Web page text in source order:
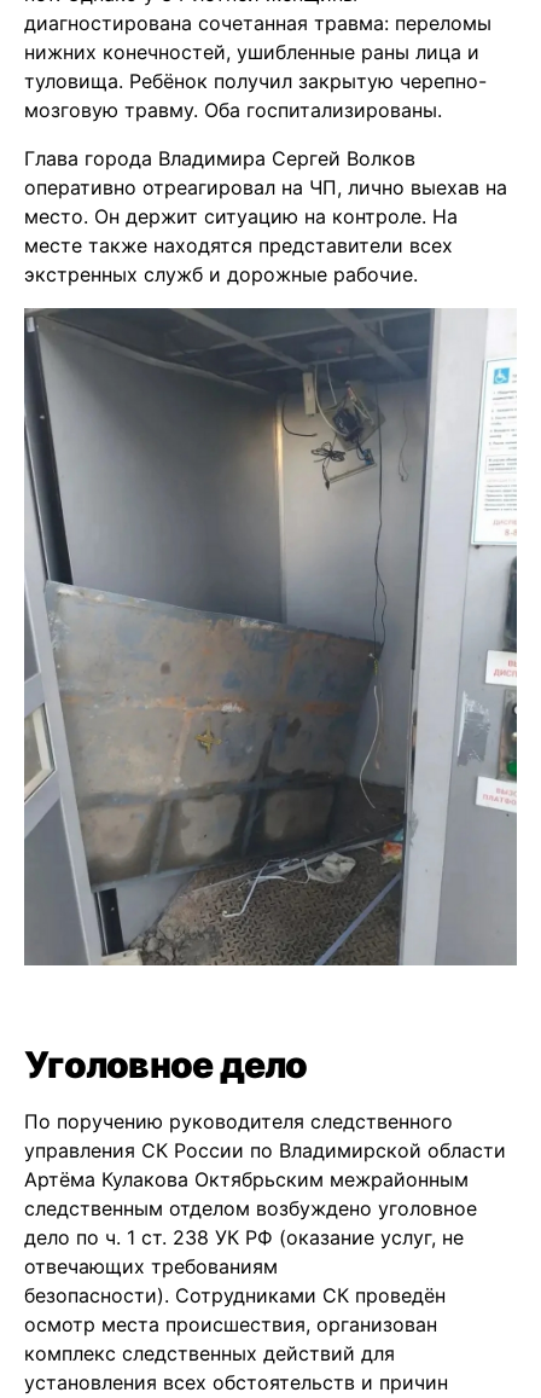
диагностирована сочетанная травма: переломы
нижних конечностей, ушибленные раны лица и
туловища. Ребёнок получил закрытую черепно-
мозговую травму. Оба госпитализированы.
Глава города Владимира Сергей Волков
оперативно отреагировал на ЧП, лично выехав на
место. Он держит ситуацию на контроле. На
месте также находятся представители всех
экстренных служб и дорожные рабочие.
Уголовное дело
По поручению руководителя следственного
управления СК России по Владимирской области
Артёма Кулакова Октябрьским межрайонным
следственным отделом возбуждено уголовное
дело по ч. 1 ст. 238 УК РФ (оказание услуг, не
отвечающих требованиям
безопасности). Сотрудниками СК проведён
осмотр места происшествия, организован
комплекс следственных действий для
установления всех обстоятельств и причин